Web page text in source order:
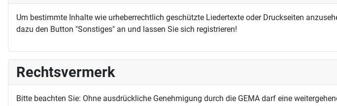
Um bestimmte Inhalte wie urheberrechtlich geschützte Liedertexte oder Druckseiten
dazu den Button "Sonstiges" an und lassen Sie sich registrieren!
Rechtsvermerk
Bitte beachten Sie: Ohne ausdrückliche Genehmigung durch die GEMA darf eine